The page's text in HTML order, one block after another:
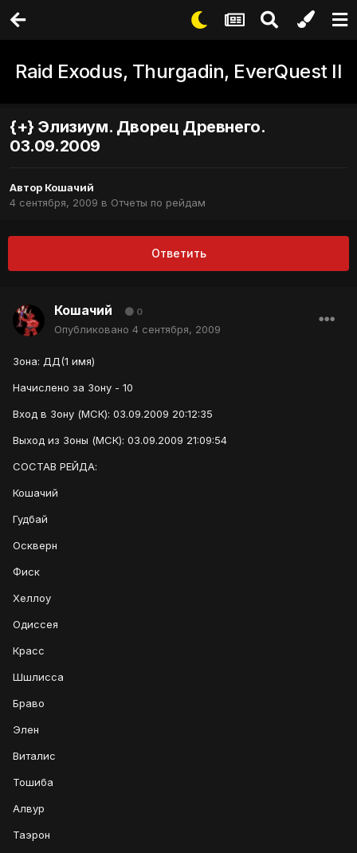
Raid Exodus, Thurgadin, EverQuest II
{+} Элизиум. Дворец Древнего.
03.09.2009
Автор Кошачий
4 сентября, 2009 в Отчеты по рейдам
Ответить
Кошачий 0
Опубликовано 4 сентября, 2009
Зона: ДД(1 имя)
Начислено за Зону - 10
Вход в Зону (МСК): 03.09.2009 20:12:35
Выход из Зоны (МСК): 03.09.2009 21:09:54
СОСТАВ РЕЙДА:
Кошачий
Гудбай
Оскверн
Фиск
Хеллоу
Одиссея
Красс
Шшлисса
Браво
Элен
Виталис
Тошиба
Алвур
Таэрон